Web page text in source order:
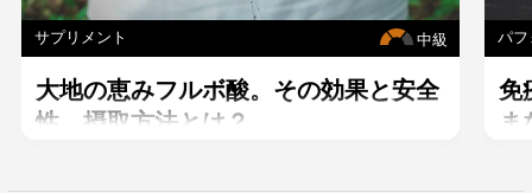
中級
サプリメント
大地の恵みフルボ酸。その効果と安全
性、摂取方法とは？
パフ
免